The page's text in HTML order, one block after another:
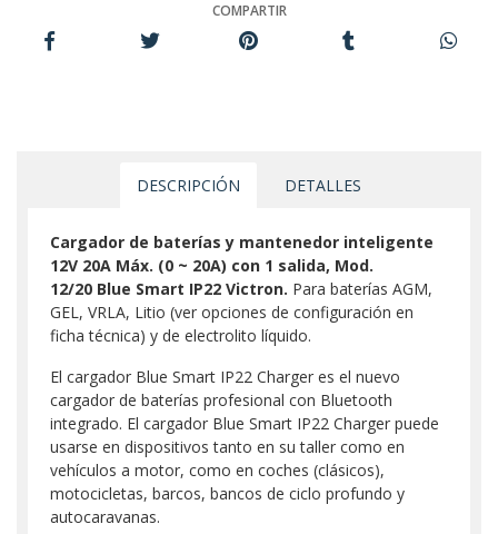
COMPARTIR
DESCRIPCIÓN DETALLES
Cargador de baterías y mantenedor inteligente
12V 20A Máx. (0 ~ 20A) con 1 salida, Mod.
12/20 Blue Smart IP22 Victron. Para baterías AGM,
GEL, VRLA, Litio (ver opciones de configuración en
ficha técnica) y de electrolito líquido.
El cargador Blue Smart IP22 Charger es el nuevo
cargador de baterías profesional con Bluetooth
integrado. El cargador Blue Smart IP22 Charger puede
usarse en dispositivos tanto en su taller como en
vehículos a motor, como en coches (clásicos),
motocicletas, barcos, bancos de ciclo profundo y
autocaravanas.